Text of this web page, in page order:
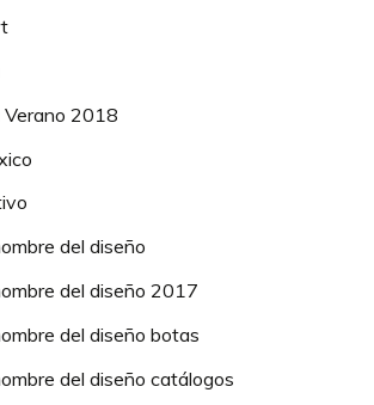
Verano 2018
del diseño
del diseño 2017
del diseño botas
del diseño catálogos